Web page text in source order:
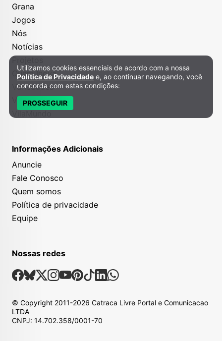
Grana
Jogos
Nós
Notícias
Projetos
Quem Inova
Variedades
Viagem
VilaMundo
Informações Adicionais
Anuncie
Fale Conosco
Quem somos
Política de privacidade
Equipe
Nossas redes
Nossas Redes Sociais
Facebook
Bsky
X Instagram
Youtube
Pinterest
TiktokLinkedin
Whatsapp
© Copyright 2011-2026 Catraca Livre Portal e Comunicacao
LTDA
CNPJ: 14.702.358/0001-70
Política de Privacidade e Cookies
Utilizamos cookies essenciais de acordo com a nossa
Política de Privacidade e, ao continuar navegando, você
concorda com estas condições:
PROSSEGUIR